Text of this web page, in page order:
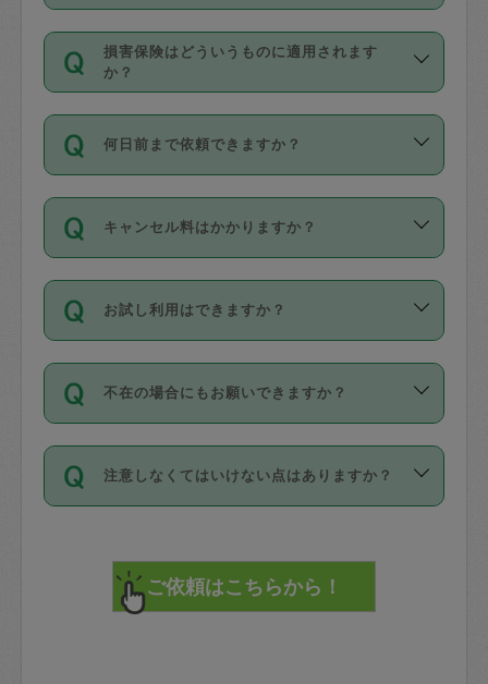
能です。依頼送信後、個別にタスカジさ
んにメッセージを送り調整してくださ
い。ただし、２時間を越えての調整はで
時間も被らない場合、損害保険の対象外
基本的に、高所での作業や危険作業、屋
外での作業は対象外です。
育園や学校の給食やレストランで料理関
係の専門職に従事されていた方、日本で
すでにハウスキーパーや英語の先生とし
てお仕事をしているフィリピン出身の
社員など様々なバックグラウンドの方が
登録しています。
日本語も話せる方など様々です。
ールに記載していますので、各自の得意
を依頼してください。
応募の際に、各自事務局との面接と説明
を行っています。その後、身分証明書の
写真提出をしていただいています。外国
確認しています。タスカジさんトレーニ
ング動画を使ったセルフトレーニングの
現場トライアルを受け、合格したタスカ
ジさんが活動されています。
※テストセンターの講評は１件目のレビュ
参考
【詳細】タスカジさんの登録に際
損害保険はどういうものに適用されます
か？
依頼者とタスカジさんとの間でタスカジ
を通して成立した作業時間内での作業に
適用されます。作業範囲は、掃除、洗
です。作業中に物を壊したり、人にけが
をさせたりした場合が対象で、補償金額
す。
写真を撮り、
詳細FAQ：
損害賠償保険について教えて
何日前まで依頼できますか？
ご依頼は、現在を起点に3日後（72時間
以降）の日時から受付可能となっていま
す。
タスカジさんへ「募集」をかけることが
可能です。
キャンセル料はかかりますか？
キャンセル料には、以下の2種類がありま
す。
1. 直前キャンセル（定期、スポット契約
共通）
72時間を超える※と、以下のキャンセル
料が発生します。
直前キャンセル料：
72時間前〜24時間前＝依頼料金の50%
お試し利用はできますか？
「お試し利用」というメニューはありま
せんが、「一回のみ」依頼を活用するこ
とによって、気に入ったタスカジさんを
まず、条件の合う気になるタスカジさ
みてください。
その後、一番気に入ったタスカジさんに
不在の場合にもお願いできますか？
不在の場合の作業はタスカジさんの同意
が必要です。数回の依頼ののち、タスカ
ジさんと依頼者の間で十分な信頼関係が
てください。
不在時に部屋に入るためにタスカジさん
注意しなくてはいけない点はありますか？
で、必ず鍵のかかるロッカーや金庫に入
れて依頼者の責任の元管理するよう心掛
けてください。